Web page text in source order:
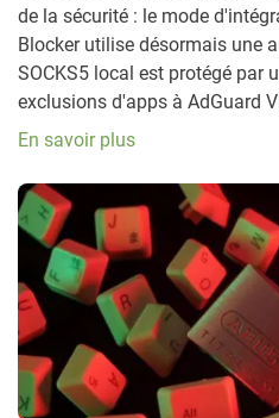
de la sécurité : le mode
Blocker utilise désormais une
SOCKS5 local est protégé par
exclusions d'apps à AdGuard
En savoir plus